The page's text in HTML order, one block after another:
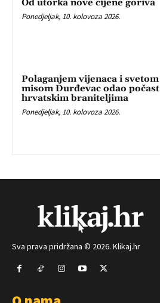
Od utorka nove cijene goriva
Ponedjeljak, 10. kolovoza 2026.
Polaganjem vijenaca i svetom
misom Đurđevac odao počast
hrvatskim braniteljima
Ponedjeljak, 10. kolovoza 2026.
Sva prava pridržana © 2026. Klikaj.hr